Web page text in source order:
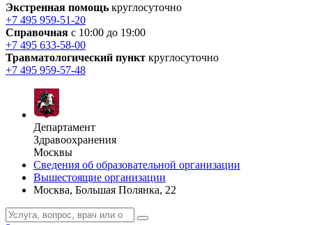
Экстренная помощь круглосуточно
+7 495 959-51-20
Справочная с 10:00 до 19:00
+7 495 633-58-00
Травматологический пункт круглосуточно
+7 495 959-57-48
Департамент
Здравоохранения
Москвы
Сведения об образовательной организации
Вышестоящие организации
Москва, Большая Полянка, 22